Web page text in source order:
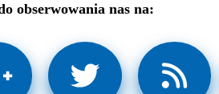
obserwowania nas na: